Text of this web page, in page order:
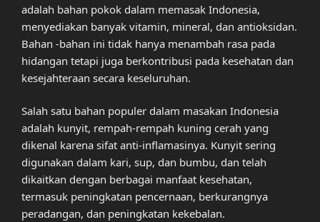
adalah bahan pokok dalam memasak Indonesia,
menyediakan banyak vitamin, mineral, dan antioksidan.
Bahan -bahan ini tidak hanya menambah rasa pada
hidangan tetapi juga berkontribusi pada kesehatan dan
kesejahteraan secara keseluruhan.
Salah satu bahan populer dalam masakan Indonesia
adalah kunyit, rempah-rempah kuning cerah yang
dikenal karena sifat anti-inflamasinya. Kunyit sering
digunakan dalam kari, sup, dan bumbu, dan telah
dikaitkan dengan berbagai manfaat kesehatan,
termasuk peningkatan pencernaan, berkurangnya
peradangan, dan peningkatan kekebalan.